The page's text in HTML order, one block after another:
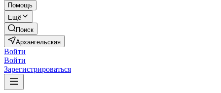
Помощь
Ещё
Поиск
Архангельская
Войти
Войти
Зарегистрироваться